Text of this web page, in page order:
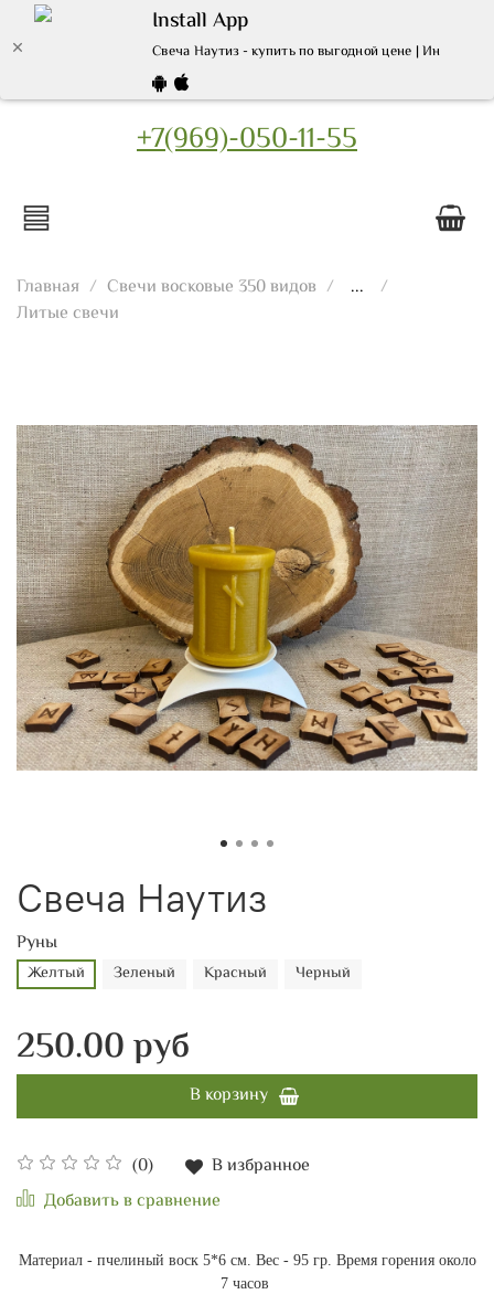
Install App
Свеча Наутиз - купить по выгодной цене |
+7(969)-050-11-55
Главная Свечи восковые 350 видов
...
Литые свечи
Свеча Наутиз
(0)
В избранное
Добавить в сравнение
Руны
Желтый Зеленый Красный Черный
250.00 руб
В корзину
Материал - пчелиный воск 5*6 см. Вес - 95 гр. Время горения около
7 часов